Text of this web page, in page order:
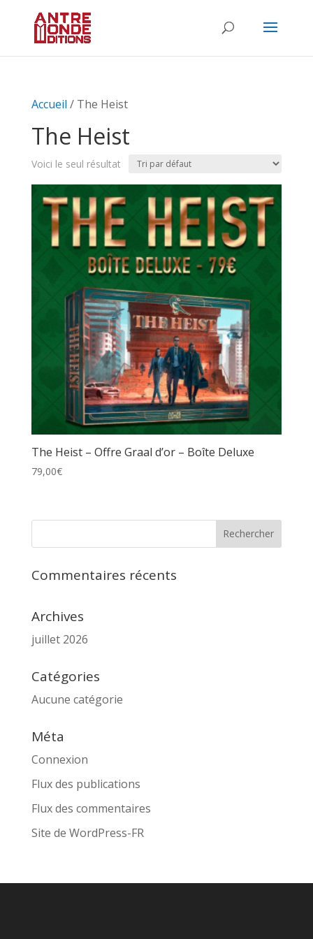
Accueil / The Heist
The Heist
Voici le seul résultat
The Heist – Offre Graal d’or – Boîte Deluxe
79,00€
Commentaires récents
Archives
juillet 2026
Catégories
Aucune catégorie
Méta
Connexion
Flux des publications
Flux des commentaires
Site de WordPress-FR